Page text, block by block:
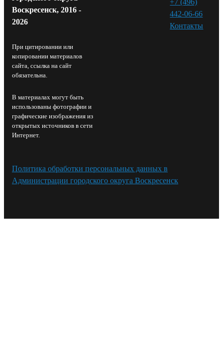
Воскресенск, 2016 -
2026
При цитировании или
копировании материалов
сайта, ссылка на сайт
обязательна.
В материалах могут быть
использованы фотографии и
графические изображения из
открытых источников в сети
Интернет.
442-06-66
Контакты⁠
Политика обработки персональных данных в
Администрации городского округа Воскресенск